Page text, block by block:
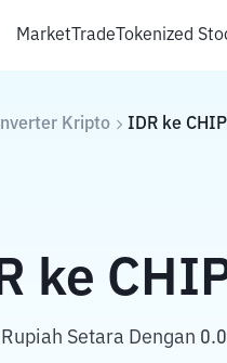
MarketTradeTokenized
Kripto IDR ke CHIP
ke
Setara Dengan